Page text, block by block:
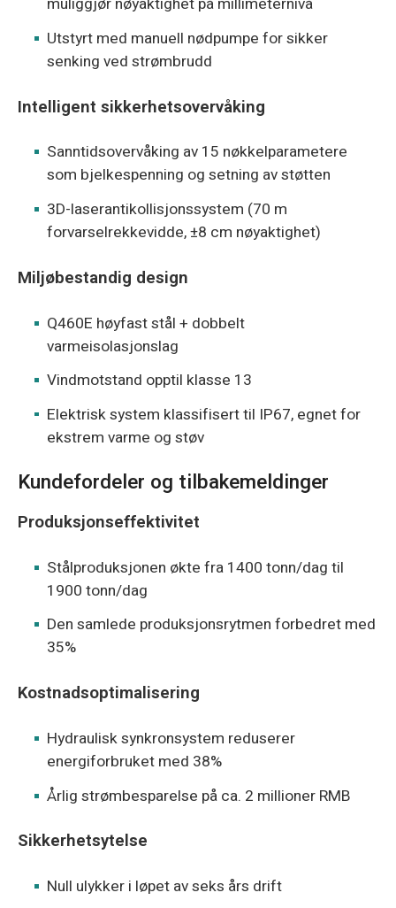
Utstyrt med manuell nødpumpe for sikker
senking ved strømbrudd
Intelligent sikkerhetsovervåking
Sanntidsovervåking av 15 nøkkelparametere
som bjelkespenning og setning av støtten
3D-laserantikollisjonssystem (70 m
forvarselrekkevidde, ±8 cm nøyaktighet)
Miljøbestandig design
Q460E høyfast stål + dobbelt
varmeisolasjonslag
Vindmotstand opptil klasse 13
Elektrisk system klassifisert til IP67, egnet for
ekstrem varme og støv
Kundefordeler og tilbakemeldinger
Produksjonseffektivitet
Stålproduksjonen økte fra 1400 tonn/dag til
1900 tonn/dag
Den samlede produksjonsrytmen forbedret med
35%
Kostnadsoptimalisering
Hydraulisk synkronsystem reduserer
energiforbruket med 38%
Årlig strømbesparelse på ca. 2 millioner RMB
Sikkerhetsytelse
Null ulykker i løpet av seks års drift